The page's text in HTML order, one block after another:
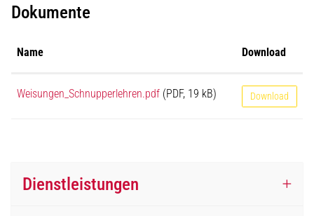
Dokumente
Name Download
Weisungen_Schnupperlehren.pdf (PDF, 19 kB) Download
Dienstleistungen